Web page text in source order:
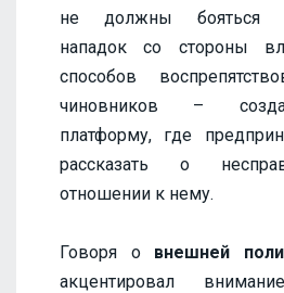
не должны бояться
нападок со стороны
способов
чиновников –
платформу, где
рассказать о
отношении к нему.
Говоря о внешней
акцентировал